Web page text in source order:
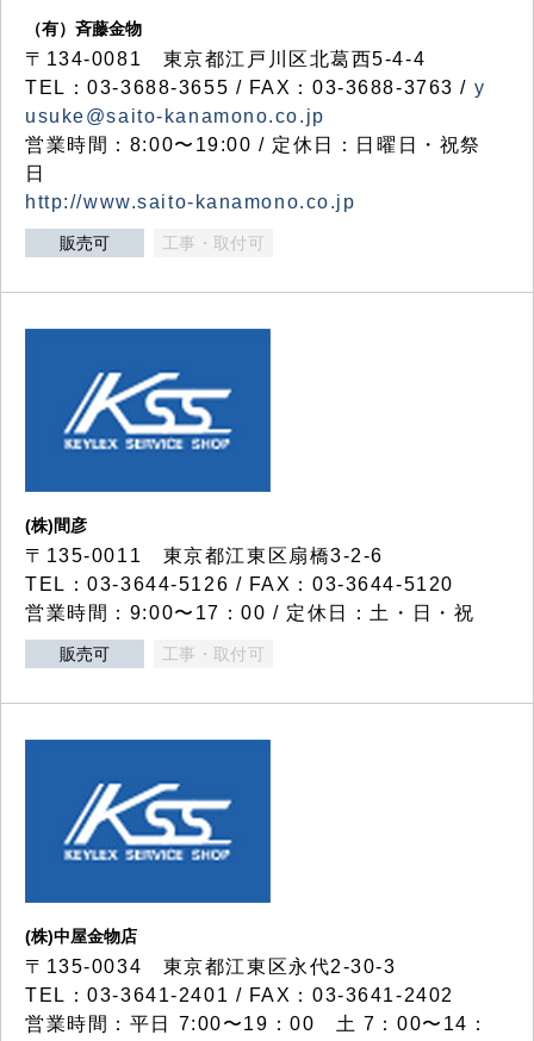
（有）斉藤金物
〒134-0081 東京都江戸川区北葛西5-4-4
TEL：03-3688-3655 / FAX：03-3688-3763 / y
usuke@saito-kanamono.co.jp
営業時間：8:00〜19:00 / 定休日：日曜日・祝祭
日
http://www.saito-kanamono.co.jp
販売可 工事・取付可
(株)間彦
〒135-0011 東京都江東区扇橋3-2-6
TEL：03-3644-5126 / FAX：03-3644-5120
営業時間：9:00〜17：00 / 定休日：土・日・祝
販売可 工事・取付可
(株)中屋金物店
〒135-0034 東京都江東区永代2-30-3
TEL：03-3641-2401 / FAX：03-3641-2402
営業時間：平日 7:00〜19：00 土 7：00〜14：